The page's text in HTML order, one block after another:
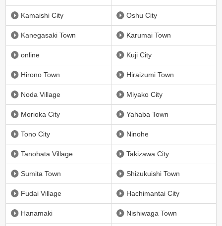
Kamaishi City Oshu City
Kanegasaki Town Karumai Town
online Kuji City
Hirono Town Hiraizumi Town
Noda Village Miyako City
Morioka City Yahaba Town
Tono City Ninohe
Tanohata Village Takizawa City
Sumita Town Shizukuishi Town
Fudai Village Hachimantai City
Hanamaki Nishiwaga Town